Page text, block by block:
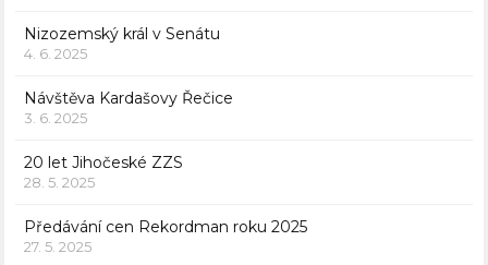
Nizozemský král v Senátu
4. 6. 2025
Návštěva Kardašovy Řečice
3. 6. 2025
20 let Jihočeské ZZS
28. 5. 2025
Předávání cen Rekordman roku 2025
27. 5. 2025